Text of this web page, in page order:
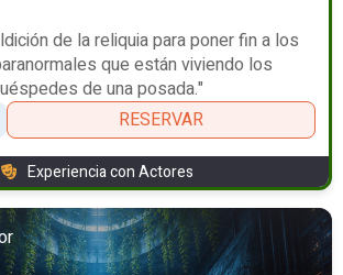
de la reliquia para poner fin a los
que están viviendo los
de una posada."
RESERVAR
Experiencia con Actores